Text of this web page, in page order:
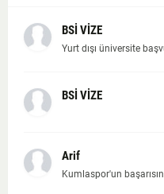
BSİ VİZE
Yurt dışı üniversite
BSİ VİZE
Arif
Kumlaspor'un